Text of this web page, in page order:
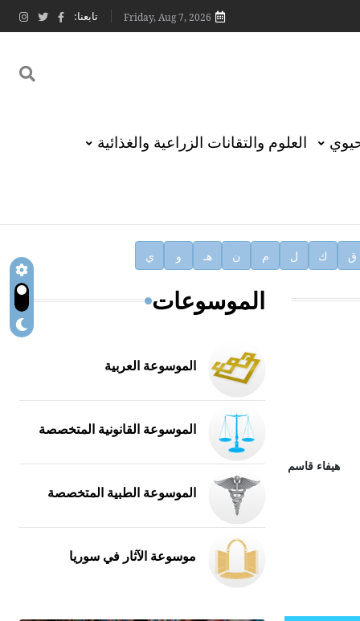
Friday, Aug 7, 2026 تابعنا:
العلوم والتقانات الزراعية والغذائية
ق ك ل م ن هـ و ي
هيفاء قاسم
الموسوعات
الموسوعة العربية
الموسوعة القانونية المتخصصة
الموسوعة الطبية المتخصصة
موسوعة الآثار في سوريا